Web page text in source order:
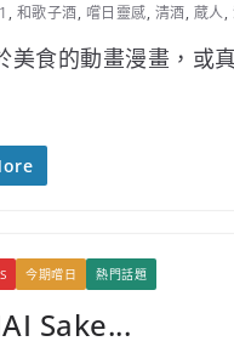
, 和歌子酒, 嚐日靈感, 清酒, 蔵人,
美食的動畫漫畫，或
今期嚐日 熱門話題
Sake...